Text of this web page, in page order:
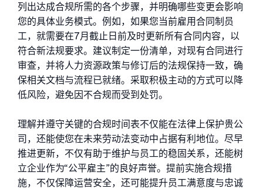
列出达成合规所需的各个步骤，并明确哪些变更会影响
您的具体业务模式。例如，如果您当前雇用合同制员
工，就需要在7月截止日前及时更新所有合同内容，以
符合新法规要求。建议制定一份清单，对现有合同进行
审查，并将人力资源政策与修订后的法规保持一致，确
保相关文档与流程已就绪。采取积极主动的方式可以降
低风险，避免因不合规而受到处罚。
理解并遵守关键的合规时间表不仅能在法律上保护贵公
司，还能使您在未来劳动法变动中占据有利地位。尽早
推进更新，不仅有助于维护与员工的稳固关系，还能树
立企业作为“公平雇主”的良好声誉。提前实施合规措
施，不仅保障运营安全，还可能提升员工满意度与忠诚